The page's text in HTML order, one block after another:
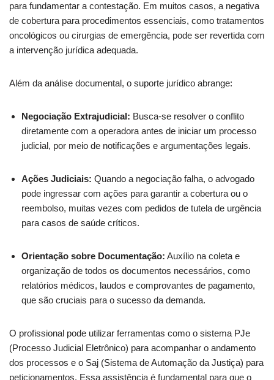
para fundamentar a contestação. Em muitos casos, a negativa
de cobertura para procedimentos essenciais, como tratamentos
oncológicos ou cirurgias de emergência, pode ser revertida com
a intervenção jurídica adequada.
Além da análise documental, o suporte jurídico abrange:
Negociação Extrajudicial: Busca-se resolver o conflito
diretamente com a operadora antes de iniciar um processo
judicial, por meio de notificações e argumentações legais.
Ações Judiciais: Quando a negociação falha, o advogado
pode ingressar com ações para garantir a cobertura ou o
reembolso, muitas vezes com pedidos de tutela de urgência
para casos de saúde críticos.
Orientação sobre Documentação: Auxílio na coleta e
organização de todos os documentos necessários, como
relatórios médicos, laudos e comprovantes de pagamento,
que são cruciais para o sucesso da demanda.
O profissional pode utilizar ferramentas como o sistema PJe
(Processo Judicial Eletrônico) para acompanhar o andamento
dos processos e o Saj (Sistema de Automação da Justiça) para
peticionamentos. Essa assistência é fundamental para que o